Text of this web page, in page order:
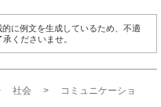
に例文を生成しているため、不適
くださいませ。
社会 >
コミュニケーショ